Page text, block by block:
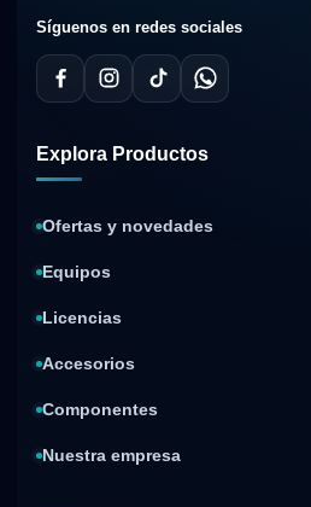
Síguenos en redes sociales
Explora Productos
Ofertas y novedades
Equipos
Licencias
Accesorios
Componentes
Nuestra empresa